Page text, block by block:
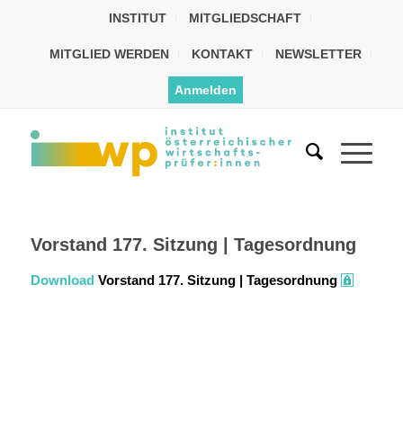
INSTITUT MITGLIEDSCHAFT
MITGLIED WERDEN KONTAKT NEWSLETTER
Anmelden
Vorstand 177. Sitzung | Tagesordnung
Download Vorstand 177. Sitzung | Tagesordnung